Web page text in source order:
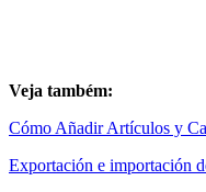
Veja também:
Cómo Añadir Artículos y
Exportación e importación